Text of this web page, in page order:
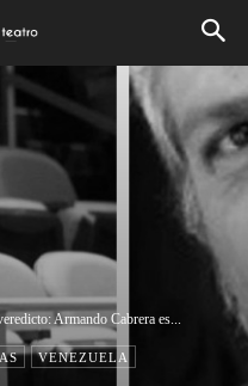
Armando Cabrera es...
VENEZUELA